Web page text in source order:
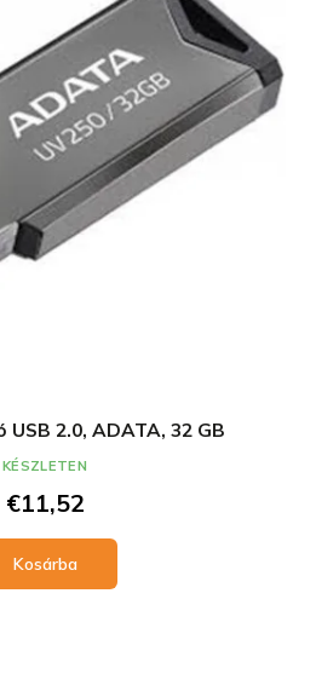
2.0, ADATA, 32 GB
€11,52
Kosárba
KÉSZLETEN